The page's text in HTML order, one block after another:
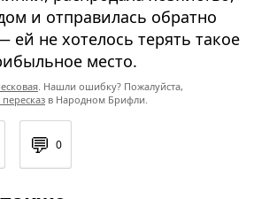
и отправилась обратно
ей не хотелось терять такое
место.
. Нашли ошибку? Пожалуйста,
в Народном Брифли.
💬 0